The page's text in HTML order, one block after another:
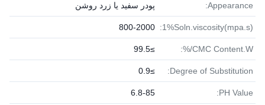
Appearance: پودر سفید یا زرد روشن
1%Soln.viscosity(mpa.s):
800-2000
CMC Content.W/%:
≥99.5
Degree of Substitution:
≥0.9
PH Value:
6.8-85